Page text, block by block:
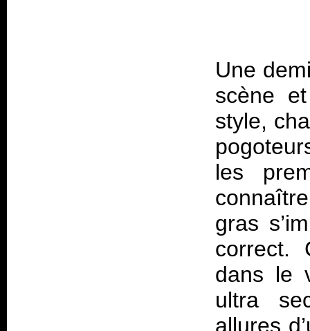
Une
scène
style,
les
gras
correct.
dans le
ultra
allures